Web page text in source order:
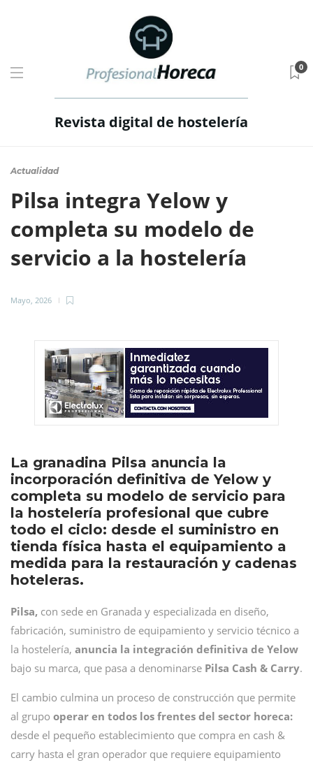
Revista digital de hostelería
0
Actualidad
Pilsa integra Yelow y
completa su modelo de
servicio a la hostelería
Mayo, 2026
La granadina Pilsa anuncia la
incorporación definitiva de Yelow y
completa su modelo de servicio para
la hostelería profesional que cubre
todo el ciclo: desde el suministro en
tienda física hasta el equipamiento a
medida para la restauración y cadenas
hoteleras.
Pilsa, con sede en Granada y especializada en diseño,
fabricación, suministro de equipamiento y servicio técnico a
la hostelería, anuncia la integración definitiva de Yelow
bajo su marca, que pasa a denominarse Pilsa Cash & Carry.
El cambio culmina un proceso de construcción que permite
al grupo operar en todos los frentes del sector horeca:
desde el pequeño establecimiento que compra en cash &
carry hasta el gran operador que requiere equipamiento